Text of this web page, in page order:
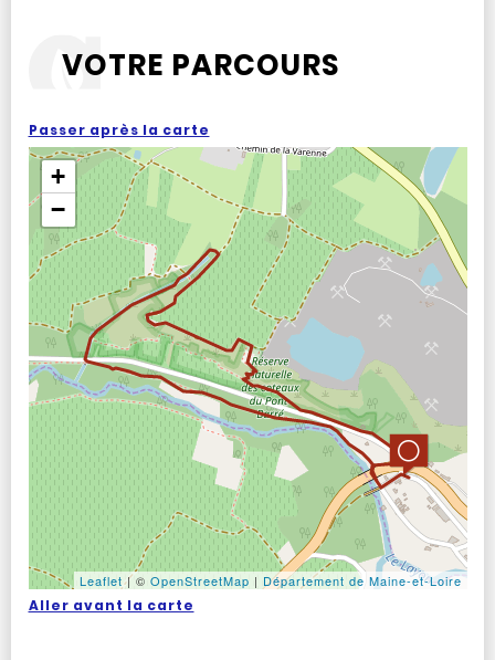
VOTRE PARCOURS
Passer après la carte
+
−
Leaflet |© OpenStreetMap | Département de Maine-et-Loire
Aller avant la carte